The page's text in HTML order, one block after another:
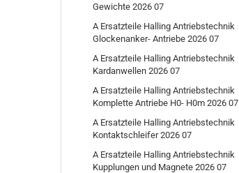
Gewichte 2026 07
A Ersatzteile Halling Antriebstechnik
Glockenanker- Antriebe 2026 07
A Ersatzteile Halling Antriebstechnik
Kardanwellen 2026 07
A Ersatzteile Halling Antriebstechnik
Komplette Antriebe H0- H0m 2026 07
A Ersatzteile Halling Antriebstechnik
Kontaktschleifer 2026 07
A Ersatzteile Halling Antriebstechnik
Kupplungen und Magnete 2026 07